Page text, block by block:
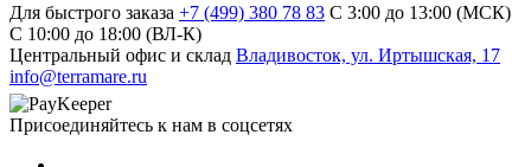
Для быстрого заказа +7 (499) 380 78 83 С 3:00 до 13:00 (МСК)
C 10:00 до 18:00 (ВЛ-К)
Центральный офис и склад Владивосток, ул. Иртышская, 17
info@terramare.ru
Присоединяйтесь к нам в соцсетях